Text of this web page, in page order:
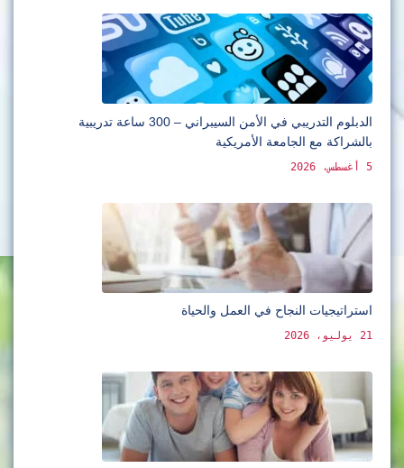
الدبلوم التدريبي في الأمن السيبراني – 300 ساعة تدريبية
بالشراكة مع الجامعة الأمريكية
5 أغسطس، 2026
استراتيجيات النجاح في العمل والحياة
21 يوليو، 2026